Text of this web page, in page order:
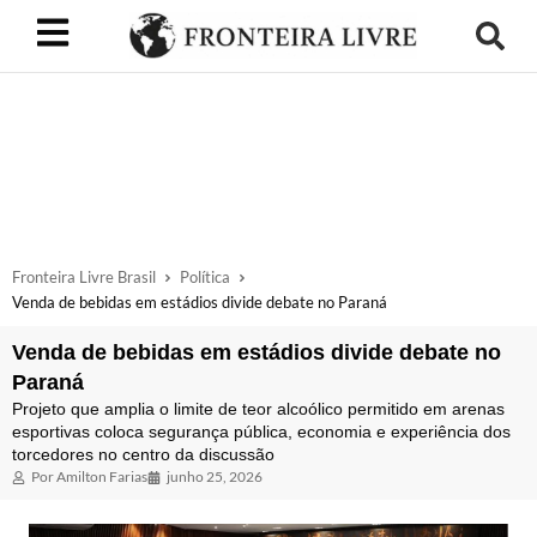
Fronteira Livre Brasil
Política
Venda de bebidas em estádios divide debate no Paraná
Venda de bebidas em estádios divide debate no
Paraná
Projeto que amplia o limite de teor alcoólico permitido em arenas
esportivas coloca segurança pública, economia e experiência dos
torcedores no centro da discussão
PorAmilton Farias junho 25, 2026